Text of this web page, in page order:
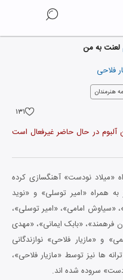
لعنت به من
فلاحی
هنرمندان
۱۳۱
آلبوم در حال حاضر غیرفعال است
«میلاد نودست» آهنگسازی کرده
همراه «امیر توسلی» و «نوید
«سیاوش امامی»، «امیر توسلی»،
فرهمند»، «بابک ایمانی»، «مهدی
و «مازیار فلاحی» نوازندگانی
ها نیز توسط «مازیار فلاحی»،
سروده شده اند.